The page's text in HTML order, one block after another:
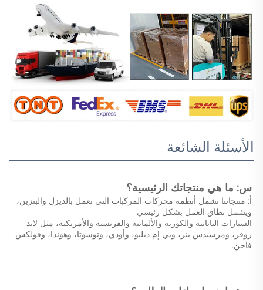
الأسئلة الشائعة
س: ما هي منتجاتك الرئيسية؟
ويشمل نطاق العمل بشكل رئيسي
فاجن.